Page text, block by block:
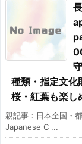
種類・指定文化
桜・紅葉も楽し
親記事：日本全国・
Japanese C ...